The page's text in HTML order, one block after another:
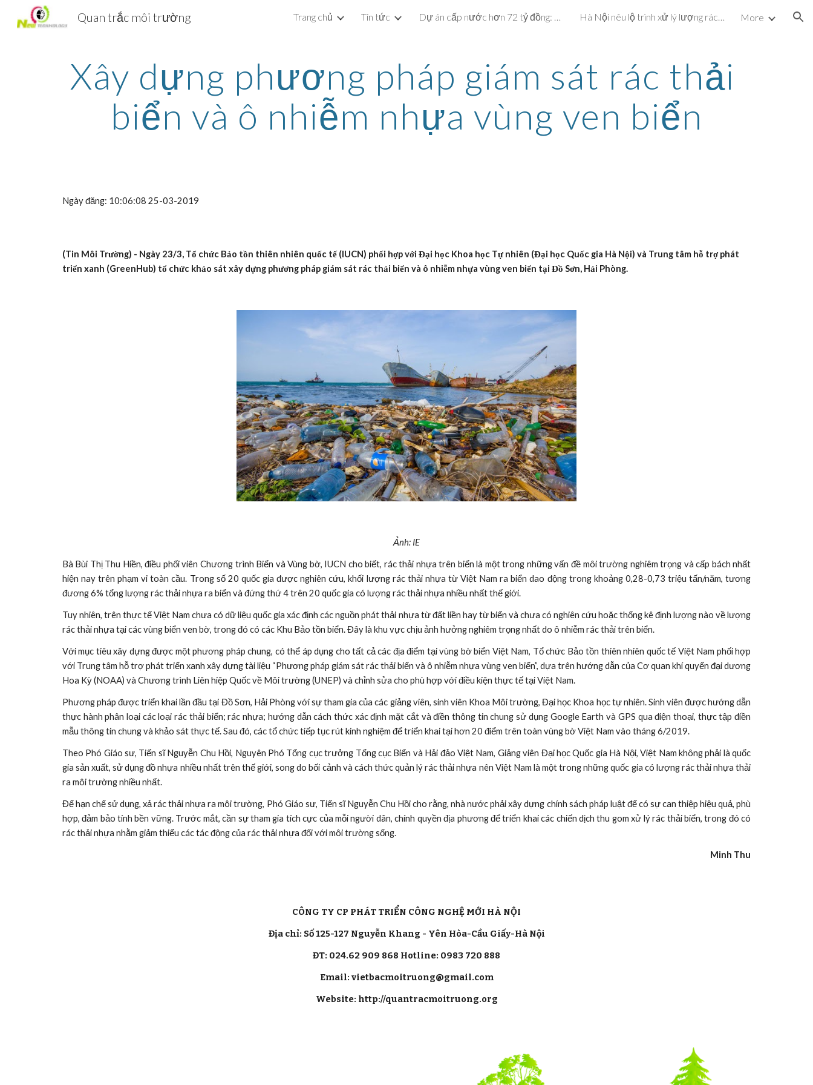
Skip to main content Skip to navigation
Quan trắc môi trường Trang chủ Tin tức Dự án cấp nước hơn 72 tỷ đồng: Vừa vận hành, vừa khắc phục sự cố Hà Nội nêu lộ trình xử lý lượng rác chôn ở bãi Nam Sơn More
Xây dựng phương pháp giám sát rác thải
biển và ô nhiễm nhựa vùng ven biển
Ngày đăng: 10:06:08 25-03-2019
(Tin Môi Trường) - Ngày 23/3, Tổ chức Bảo tồn thiên nhiên quốc tế (IUCN) phối hợp với Đại học Khoa học Tự nhiên (Đại học Quốc gia Hà Nội) và Trung tâm hỗ trợ phát
triển xanh (GreenHub) tổ chức khảo sát xây dựng phương pháp giám sát rác thải biển và ô nhiễm nhựa vùng ven biển tại Đồ Sơn, Hải Phòng.
Ảnh: IE
Bà Bùi Thị Thu Hiền, điều phối viên Chương trình Biển và Vùng bờ, IUCN cho biết, rác thải nhựa trên biển là một trong những vấn đề môi trường nghiêm trọng và cấp bách nhất
hiện nay trên phạm vi toàn cầu. Trong số 20 quốc gia được nghiên cứu, khối lượng rác thải nhựa từ Việt Nam ra biển dao động trong khoảng 0,28-0,73 triệu tấn/năm, tương
đương 6% tổng lượng rác thải nhựa ra biển và đứng thứ 4 trên 20 quốc gia có lượng rác thải nhựa nhiều nhất thế giới.
Tuy nhiên, trên thực tế Việt Nam chưa có dữ liệu quốc gia xác định các nguồn phát thải nhựa từ đất liền hay từ biển và chưa có nghiên cứu hoặc thống kê định lượng nào về lượng
rác thải nhựa tại các vùng biển ven bờ, trong đó có các Khu Bảo tồn biển. Đây là khu vực chịu ảnh hưởng nghiêm trọng nhất do ô nhiễm rác thải trên biển.
Với mục tiêu xây dựng được một phương pháp chung, có thể áp dụng cho tất cả các địa điểm tại vùng bờ biển Việt Nam, Tổ chức Bảo tồn thiên nhiên quốc tế Việt Nam phối hợp
với Trung tâm hỗ trợ phát triển xanh xây dựng tài liệu “Phương pháp giám sát rác thải biển và ô nhiễm nhựa vùng ven biển”, dựa trên hướng dẫn của Cơ quan khí quyển đại dương
Hoa Kỳ (NOAA) và Chương trình Liên hiệp Quốc về Môi trường (UNEP) và chỉnh sửa cho phù hợp với điều kiện thực tế tại Việt Nam.
Phương pháp được triển khai lần đầu tại Đồ Sơn, Hải Phòng với sự tham gia của các giảng viên, sinh viên Khoa Môi trường, Đại học Khoa học tự nhiên. Sinh viên được hướng dẫn
thực hành phân loại các loại rác thải biển; rác nhựa; hướng dẫn cách thức xác định mặt cắt và điền thông tin chung sử dụng Google Earth và GPS qua điện thoại, thực tập điền
mẫu thông tin chung và khảo sát thực tế. Sau đó, các tổ chức tiếp tục rút kinh nghiệm để triển khai tại hơn 20 điểm trên toàn vùng bờ Việt Nam vào tháng 6/2019.
Theo Phó Giáo sư, Tiến sĩ Nguyễn Chu Hồi, Nguyên Phó Tổng cục trưởng Tổng cục Biển và Hải đảo Việt Nam, Giảng viên Đại học Quốc gia Hà Nội, Việt Nam không phải là quốc
gia sản xuất, sử dụng đồ nhựa nhiều nhất trên thế giới, song do bối cảnh và cách thức quản lý rác thải nhựa nên Việt Nam là một trong những quốc gia có lượng rác thải nhựa thải
ra môi trường nhiều nhất.
Để hạn chế sử dụng, xả rác thải nhựa ra môi trường, Phó Giáo sư, Tiến sĩ Nguyễn Chu Hồi cho rằng, nhà nước phải xây dựng chính sách pháp luật để có sự can thiệp hiệu quả, phù
hợp, đảm bảo tính bền vững. Trước mắt, cần sự tham gia tích cực của mỗi người dân, chính quyền địa phương để triển khai các chiến dịch thu gom xử lý rác thải biển, trong đó có
rác thải nhựa nhằm giảm thiểu các tác động của rác thải nhựa đối với môi trường sống.
Minh Thu
CÔNG TY CP PHÁT TRIỂN CÔNG NGHỆ MỚI HÀ NỘI
Địa chỉ: Số 125-127 Nguyễn Khang - Yên Hòa-Cầu Giấy-Hà Nội
ĐT: 024.62 909 868 Hotline: 0983 720 888
Email: vietbacmoitruong@gmail.com
Website: http://quantracmoitruong.org